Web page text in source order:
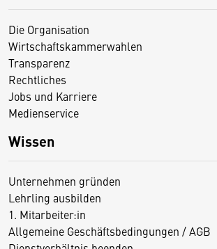
Die Organisation
Wirtschaftskammerwahlen
Transparenz
Rechtliches
Jobs und Karriere
Medienservice
Wissen
Unternehmen gründen
Lehrling ausbilden
1. Mitarbeiter:in
Allgemeine Geschäftsbedingungen / AGB